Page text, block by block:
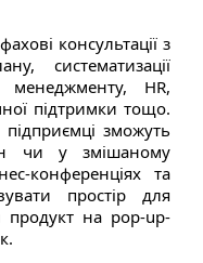
консультації з
систематизації
менеджменту, HR,
підтримки тощо.
зможуть
чи у змішаному
конференціях та
простір для
продукт на pop-up-